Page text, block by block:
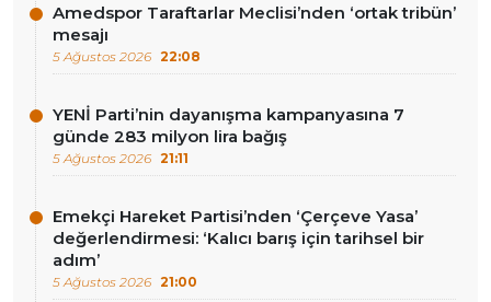
Amedspor Taraftarlar Meclisi’nden ‘ortak tribün’
mesajı
5 Ağustos 2026 22:08
YENİ Parti’nin dayanışma kampanyasına 7
günde 283 milyon lira bağış
5 Ağustos 2026 21:11
Emekçi Hareket Partisi’nden ‘Çerçeve Yasa’
değerlendirmesi: ‘Kalıcı barış için tarihsel bir
adım’
5 Ağustos 2026 21:00